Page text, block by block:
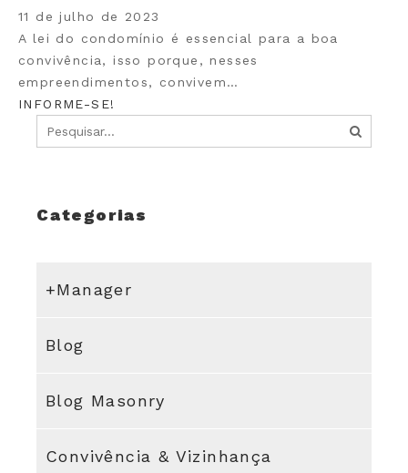
11 de julho de 2023
A lei do condomínio é essencial para a boa
convivência, isso porque, nesses
empreendimentos, convivem…
INFORME-SE!
Categorias
+Manager
Blog
Blog Masonry
Convivência & Vizinhança